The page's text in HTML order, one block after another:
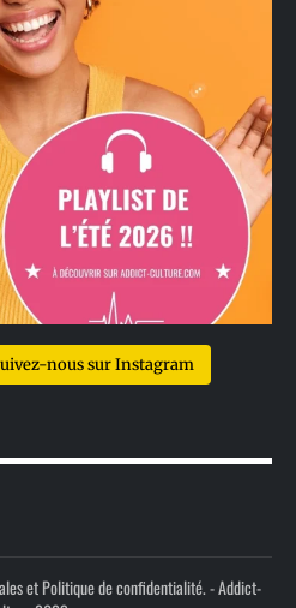
nous sur Instagram
et Politique de confidentialité.- Addict-